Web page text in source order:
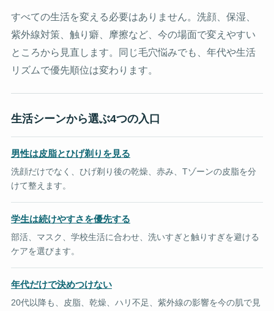
すべての生活を変える必要はありません。洗顔、保湿、
紫外線対策、触り癖、摩擦など、今の場面で変えやすい
ところから見直します。同じ毛穴悩みでも、年代や生活
リズムで優先順位は変わります。
生活シーンから選ぶ4つの入口
男性は皮脂とひげ剃りを見る
洗顔だけでなく、ひげ剃り後の乾燥、赤み、Tゾーンの皮脂を分
けて整えます。
学生は続けやすさを優先する
部活、マスク、学校生活に合わせ、洗いすぎと触りすぎを避ける
ケアを選びます。
年代だけで決めつけない
20代以降も、皮脂、乾燥、ハリ不足、紫外線の影響を今の肌で見